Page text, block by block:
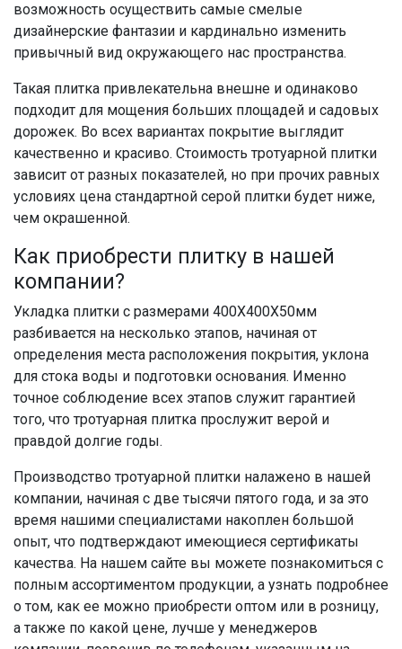
возможность осуществить самые смелые
дизайнерские фантазии и кардинально изменить
привычный вид окружающего нас пространства.
Такая плитка привлекательна внешне и одинаково
подходит для мощения больших площадей и садовых
дорожек. Во всех вариантах покрытие выглядит
качественно и красиво. Стоимость тротуарной плитки
зависит от разных показателей, но при прочих равных
условиях цена стандартной серой плитки будет ниже,
чем окрашенной.
Как приобрести плитку в нашей
компании?
Укладка плитки с размерами 400Х400Х50мм
разбивается на несколько этапов, начиная от
определения места расположения покрытия, уклона
для стока воды и подготовки основания. Именно
точное соблюдение всех этапов служит гарантией
того, что тротуарная плитка прослужит верой и
правдой долгие годы.
Производство тротуарной плитки налажено в нашей
компании, начиная с две тысячи пятого года, и за это
время нашими специалистами накоплен большой
опыт, что подтверждают имеющиеся сертификаты
качества. На нашем сайте вы можете познакомиться с
полным ассортиментом продукции, а узнать подробнее
о том, как ее можно приобрести оптом или в розницу,
а также по какой цене, лучше у менеджеров